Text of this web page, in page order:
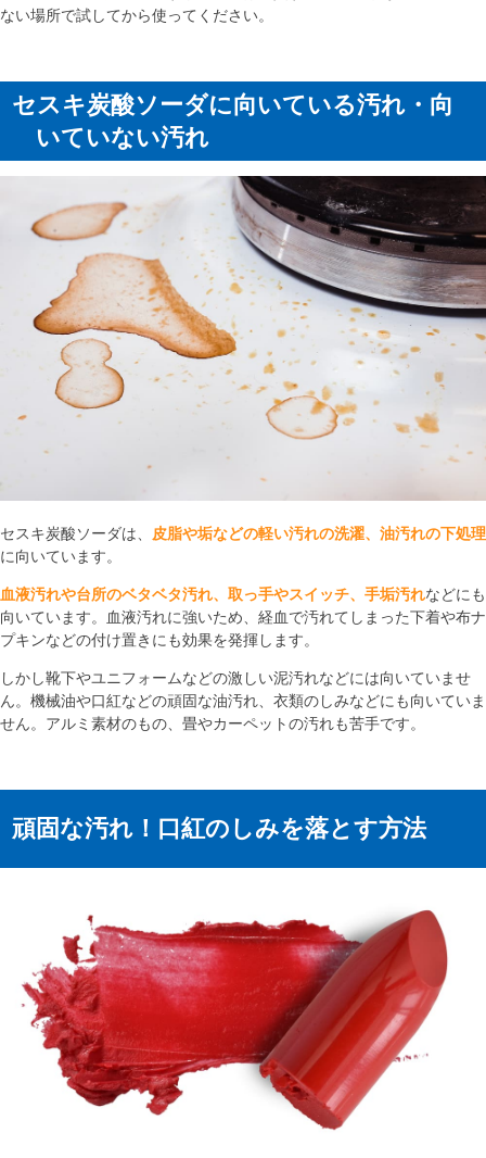
ない場所で試してから使ってください。
セスキ炭酸ソーダに向いている汚れ・向
いていない汚れ
セスキ炭酸ソーダは、
皮脂や垢などの軽い汚れの洗濯、油汚れの下処理
に向いています。
血液汚れや台所のベタベタ汚れ、取っ手やスイッチ、手垢汚れなどにも
向いています。血液汚れに強いため、経血で汚れてしまった下着や布ナ
プキンなどの付け置きにも効果を発揮します。
しかし靴下やユニフォームなどの激しい泥汚れなどには向いていませ
ん。機械油や口紅などの頑固な油汚れ、衣類のしみなどにも向いていま
せん。アルミ素材のもの、畳やカーペットの汚れも苦手です。
頑固な汚れ！口紅のしみを落とす方法